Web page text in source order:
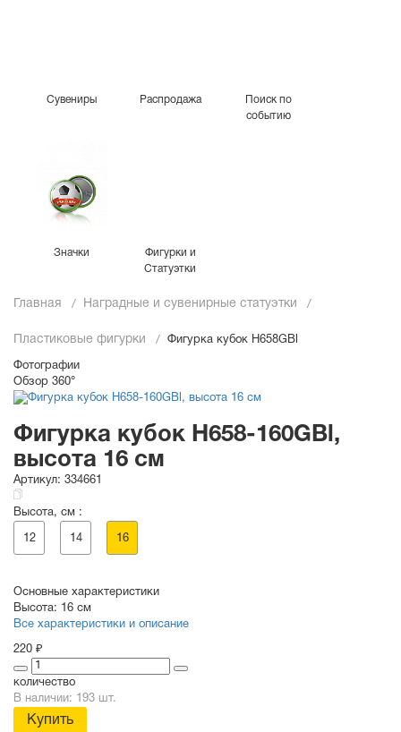
Сувениры Распродажа
Поиск по
событию
Значки
Фигурки и
Статуэтки
Главная Наградные и сувенирные статуэтки
Пластиковые фигурки Фигурка кубок H658GBl
Фотографии
Обзор 360°
Фигурка кубок H658-160GBl,
высота 16 см
Артикул: 334661
Высота, см :
12 14 16
Основные характеристики
Высота:
16 см
Все характеристики и описание
220 ₽
количество
В наличии: 193 шт.
Купить